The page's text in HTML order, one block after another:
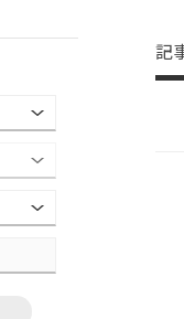
記